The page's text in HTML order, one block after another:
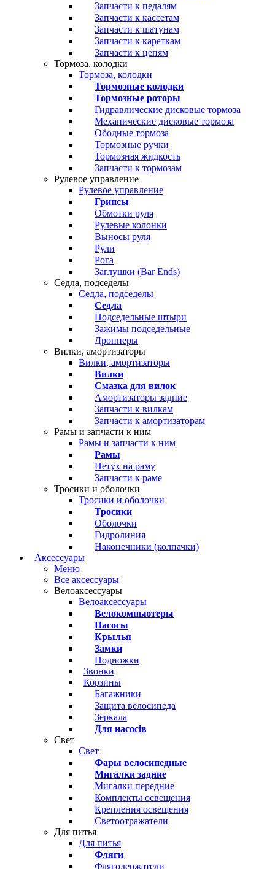
Запчасти к педалям
Запчасти к кассетам
Запчасти к шатунам
Запчасти к кареткам
Запчасти к цепям
Тормоза, колодки
Тормоза, колодки
Тормозные колодки
Тормозные роторы
Гидравлические дисковые тормоза
Механические дисковые тормоза
Ободные тормоза
Тормозные ручки
Тормозная жидкость
Запчасти к тормозам
Рулевое управление
Рулевое управление
Грипсы
Обмотки руля
Рулевые колонки
Выносы руля
Рули
Рога
Заглушки (Bar Ends)
Седла, подседелы
Седла, подседелы
Седла
Подседельные штыри
Зажимы подседельные
Дропперы
Вилки, амортизаторы
Вилки, амортизаторы
Вилки
Смазка для вилок
Амортизаторы задние
Запчасти к вилкам
Запчасти к амортизаторам
Рамы и запчасти к ним
Рамы и запчасти к ним
Рамы
Петух на раму
Запчасти к раме
Тросики и оболочки
Тросики и оболочки
Тросики
Оболочки
Гидролиния
Наконечники (колпачки)
Аксессуары
Меню
Все аксессуары
Велоаксессуары
Велоаксессуары
Велокомпьютеры
Насосы
Крылья
Замки
Подножки
Звонки
Корзины
Багажники
Защита велосипеда
Зеркала
Для насосів
Свет
Свет
Фары велосипедные
Мигалки задние
Мигалки передние
Комплекты освещения
Крепления освещения
Светоотражатели
Для питья
Для питья
Фляги
Флягодержатели